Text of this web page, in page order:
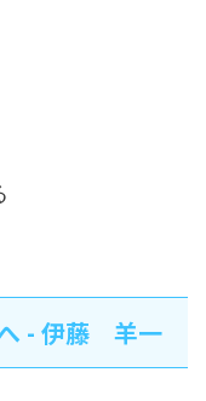
へ - 伊藤 羊一